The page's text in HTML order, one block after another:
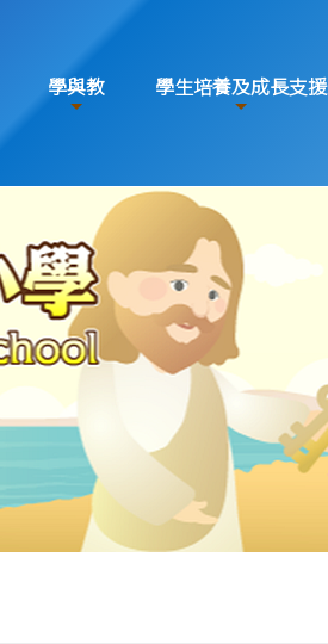
學與教 學生培養及成長支援